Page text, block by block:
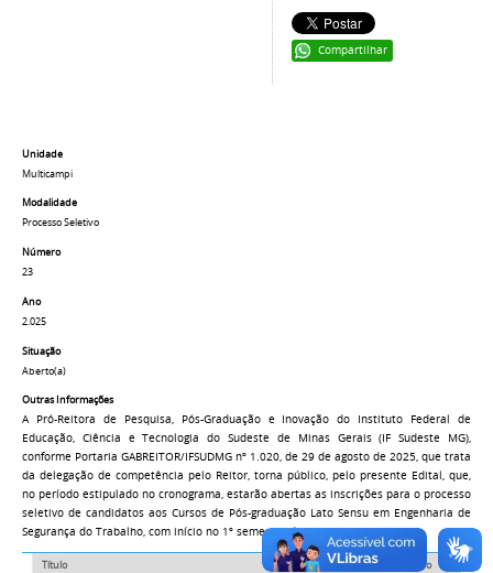
Compartilhar
Unidade
Multicampi
Modalidade
Processo Seletivo
Número
23
Ano
2.025
Situação
Aberto(a)
Outras Informações
A Pró-Reitora de Pesquisa, Pós-Graduação e Inovação do Instituto Federal de
Educação, Ciência e Tecnologia do Sudeste de Minas Gerais (IF Sudeste MG),
conforme Portaria GABREITOR/IFSUDMG nº 1.020, de 29 de agosto de 2025, que trata
da delegação de competência pelo Reitor, torna público, pelo presente Edital, que,
no período estipulado no cronograma, estarão abertas as inscrições para o processo
seletivo de candidatos aos Cursos de Pós-graduação Lato Sensu em Engenharia de
Segurança do Trabalho, com início no 1º semestre de 2026.
Título
Tipo